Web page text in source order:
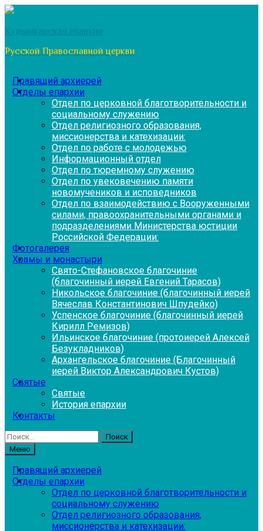
Перейти
содержимому
Кудымкарская епархия
Русской Православной церкви
Правящий архиерей
Отделы епархии
Отдел по церковной благотворительности и
социальному служению
Отдел религиозного образования,
миссионерства и катехизации:
Отдел по работе с молодежью
Информационный отдел
Отдел по тюремному служению
Отдел по увековечению памяти
новомучеников и исповедников
Отдел по взаимодействию с Вооруженными
силами, правоохранительными органами и
подразделениями Министерства юстиции
Российской Федерации:
Фотогалерея
Храмы и монастыри
Свято-Стефановское благочиние
(благочинный иерей Евгений Тарасов)
Никольское благочиние (благочинный иерей
Вячеслав Константинович Шпудейко)
Успенское благочиние (благочинный иерей
Кирилл Ремизов)
Ильинское благочиние (протоиерей Алексей
Безукладников)
Архангельское благочиние (Благочинный
иерей Виктор Александрович Кустов)
Святые
Святые
История епархии
Контакты
Найти:
Меню
Правящий архиерей
Отделы епархии
Отдел по церковной благотворительности и
социальному служению
Отдел религиозного образования,
миссионерства и катехизации: